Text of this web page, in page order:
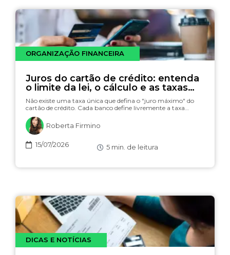
ORGANIZAÇÃO FINANCEIRA
Juros do cartão de crédito: entenda
o limite da lei, o cálculo e as taxas
(com simulador)
Não existe uma taxa única que defina o "juro máximo" do
cartão de crédito. Cada banco define livremente a taxa…
Roberta Firmino
15/07/2026 5 min. de leitura
DICAS E NOTÍCIAS